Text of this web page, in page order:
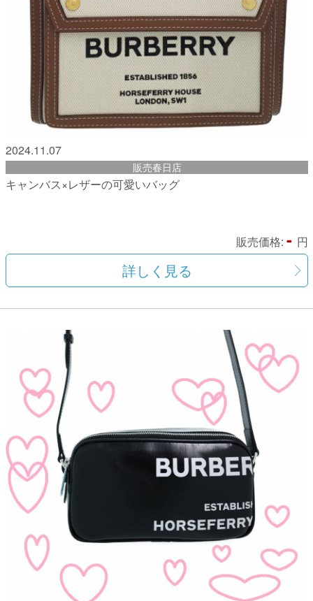
2024.11.07
販売春日店
キャンバス×レザーの可愛いバッグ
販売価格: - 円
詳しく見る